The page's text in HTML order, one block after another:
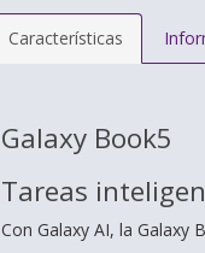
Características
Galaxy Book5
Tareas
Con Galaxy AI, la Galaxy